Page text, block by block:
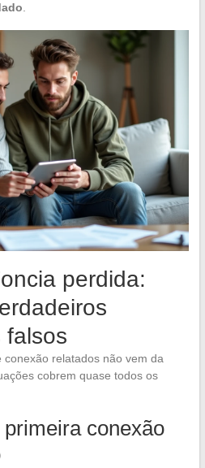
perdida:
falsos
relatados não vem da
cobrem quase todos os
conexão